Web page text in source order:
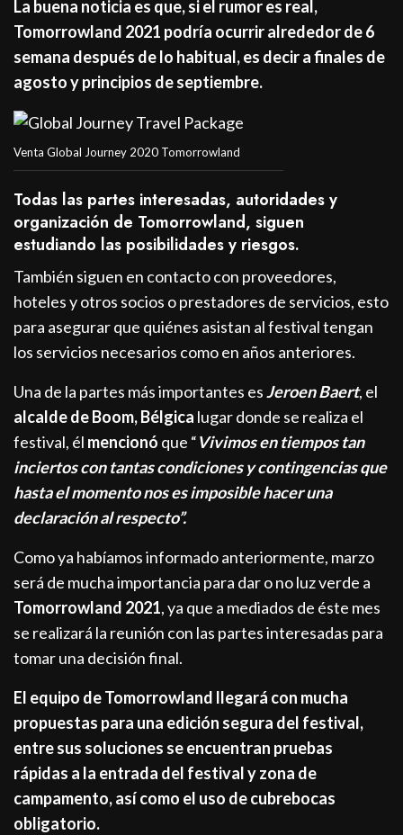
La buena noticia es que, si el rumor es real,
Tomorrowland 2021 podría ocurrir alrededor de 6
semana después de lo habitual, es decir a finales de
agosto y principios de septiembre.
Venta Global Journey 2020 Tomorrowland
Todas las partes interesadas, autoridades y
organización de Tomorrowland, siguen
estudiando las posibilidades y riesgos.
También siguen en contacto con proveedores,
hoteles y otros socios o prestadores de servicios, esto
para asegurar que quiénes asistan al festival tengan
los servicios necesarios como en años anteriores.
Una de la partes más importantes esJeroen Baert, el
alcalde de Boom, Bélgica lugar donde se realiza el
festival, él mencionó que “Vivimos en tiempos tan
inciertos con tantas condiciones y contingencias que
hasta el momento nos es imposible hacer una
declaración al respecto”.
Como ya habíamos informado anteriormente, marzo
será de mucha importancia para dar o no luz verde a
Tomorrowland 2021, ya que a mediados de éste mes
se realizará la reunión con las partes interesadas para
tomar una decisión final.
El equipo de Tomorrowland llegará con mucha
propuestas para una edición segura del festival,
entre sus soluciones se encuentran pruebas
rápidas a la entrada del festival y zona de
campamento, así como el uso de cubrebocas
obligatorio.